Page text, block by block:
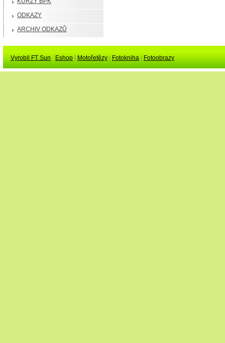
ODKAZY
ARCHIV ODKAZŮ
Vyrobil FT Sun Eshop Motořetězy Fotokniha Fotoobrazy